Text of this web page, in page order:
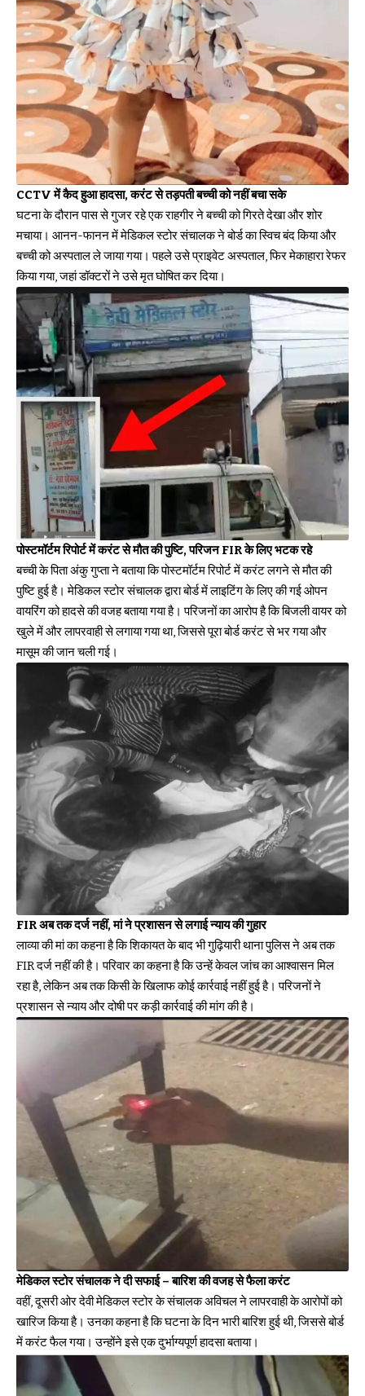
CCTV में कैद हुआ हादसा, करंट से तड़पती बच्ची को नहीं बचा सके
घटना के दौरान पास से गुजर रहे एक राहगीर ने बच्ची को गिरते देखा और शोर
मचाया। आनन-फानन में मेडिकल स्टोर संचालक ने बोर्ड का स्विच बंद किया और
बच्ची को अस्पताल ले जाया गया। पहले उसे प्राइवेट अस्पताल, फिर मेकाहारा रेफर
किया गया, जहां डॉक्टरों ने उसे मृत घोषित कर दिया।
पोस्टमॉर्टम रिपोर्ट में करंट से मौत की पुष्टि, परिजन FIR के लिए भटक रहे
बच्ची के पिता अंकु गुप्ता ने बताया कि पोस्टमॉर्टम रिपोर्ट में करंट लगने से मौत की
पुष्टि हुई है। मेडिकल स्टोर संचालक द्वारा बोर्ड में लाइटिंग के लिए की गई ओपन
वायरिंग को हादसे की वजह बताया गया है। परिजनों का आरोप है कि बिजली वायर को
खुले में और लापरवाही से लगाया गया था, जिससे पूरा बोर्ड करंट से भर गया और
मासूम की जान चली गई।
FIR अब तक दर्ज नहीं, मां ने प्रशासन से लगाई न्याय की गुहार
लाव्या की मां का कहना है कि शिकायत के बाद भी गुढ़ियारी थाना पुलिस ने अब तक
FIR दर्ज नहीं की है। परिवार का कहना है कि उन्हें केवल जांच का आश्वासन मिल
रहा है, लेकिन अब तक किसी के खिलाफ कोई कार्रवाई नहीं हुई है। परिजनों ने
प्रशासन से न्याय और दोषी पर कड़ी कार्रवाई की मांग की है।
मेडिकल स्टोर संचालक ने दी सफाई – बारिश की वजह से फैला करंट
वहीं, दूसरी ओर देवी मेडिकल स्टोर के संचालक अविचल ने लापरवाही के आरोपों को
खारिज किया है। उनका कहना है कि घटना के दिन भारी बारिश हुई थी, जिससे बोर्ड
में करंट फैल गया। उन्होंने इसे एक दुर्भाग्यपूर्ण हादसा बताया।